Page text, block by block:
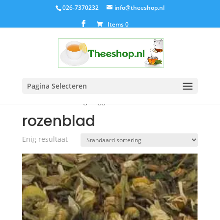
026-7370232
info@theeshop.nl
Items 0
Pagina Selecteren
rozenblad
Enig resultaat